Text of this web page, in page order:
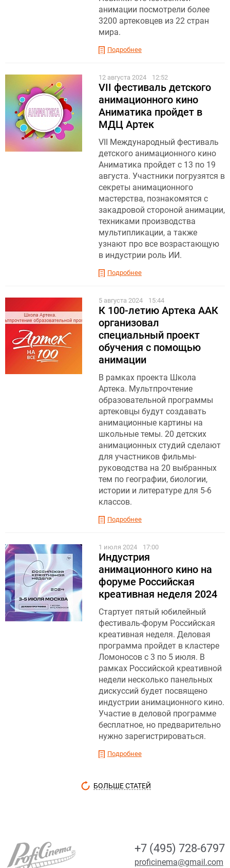
анимации посмотрели более
3200 артековцев из 22 стран
мира.
Подробнее
12 августа 2024 12:52
VII фестиваль детского
анимационного кино
Аниматика пройдет в
МДЦ Артек
VII Международный фестиваль
детского анимационного кино
Аниматика пройдет с 13 по 19
августа. Участники погрузятся в
секреты анимационного
мастерства, познакомятся с
закадровой стороной анимации,
техниками производства
мультипликации, а также
узнают про все возрастающую
в индустрии роль ИИ.
Подробнее
5 августа 2024 15:44
К 100-летию Артека ААК
организовал
специальный проект
обучения с помощью
анимации
В рамках проекта Школа
Артека. Мультпрочтение
образовательной программы
артековцы будут создавать
анимационные картины на
школьные темы. 20 детских
анимационных студий сделают
для участников фильмы-
руководства на 20 выбранных
тем по географии, биологии,
истории и литературе для 5-6
классов.
Подробнее
1 июля 2024 17:00
Индустрия
анимационного кино на
форуме Российская
креативная неделя 2024
Стартует пятый юбилейный
фестиваль-форум Российская
креативная неделя. Деловая
программа пройдет в кластере
Ломоносов с 3 по 5 июля. В
рамках Российской креативной
недели несколько панельных
дискуссий будет посвящено
индустрии анимационного кино.
Участие в деловой программе
бесплатное, но предварительно
нужно зарегистрироваться.
Подробнее
БОЛЬШЕ СТАТЕЙ
+7 (495) 728-6797
proficinema@gmail.com